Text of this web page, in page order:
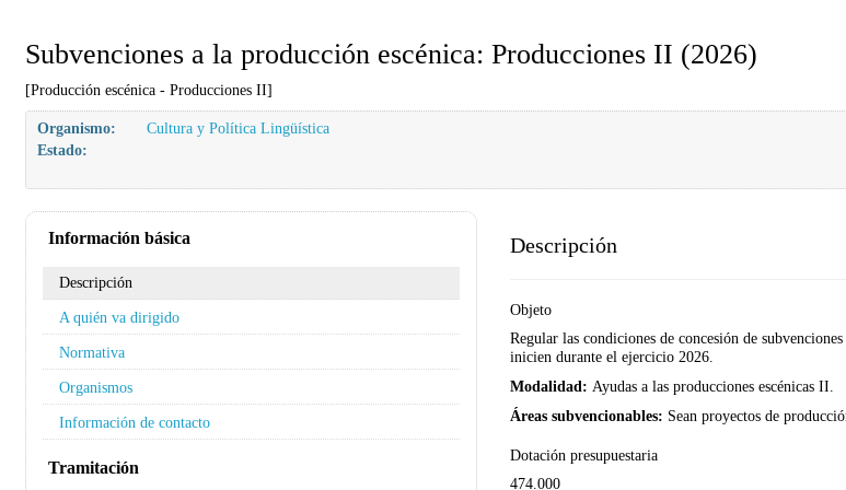
Subvenciones a la producción escénica: Producciones II (2026)
[Producción escénica - Producciones II]
Organismo:
Cultura y Política Lingüística
Estado:
Información básica
Descripción
A quién va dirigido
Normativa
Organismos
Información de contacto
Tramitación
Descripción
Objeto
Regular las condiciones de concesión de
inicien durante el ejercicio 2026.
Modalidad: Ayudas a las producciones escénicas II.
Áreas subvencionables: Sean proyectos de
Dotación presupuestaria
474.000